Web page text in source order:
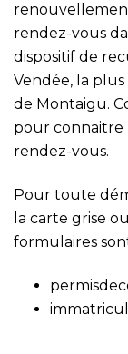
rendez-vous
dispositif de
Vendée, la
de Montaigu.
pour connaitre
rendez-vous.
Pour toute
la carte grise
formulaires